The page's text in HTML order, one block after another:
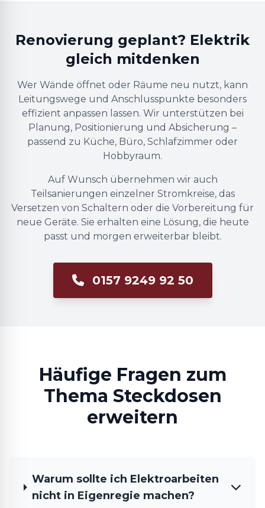
Renovierung geplant? Elektrik
gleich mitdenken
Wer Wände öffnet oder Räume neu nutzt, kann
Leitungswege und Anschlusspunkte besonders
effizient anpassen lassen. Wir unterstützen bei
Planung, Positionierung und Absicherung –
passend zu Küche, Büro, Schlafzimmer oder
Hobbyraum.
Auf Wunsch übernehmen wir auch
Teilsanierungen einzelner Stromkreise, das
Versetzen von Schaltern oder die Vorbereitung für
neue Geräte. Sie erhalten eine Lösung, die heute
passt und morgen erweiterbar bleibt.
0157 9249 92 50
Häufige Fragen zum
Thema Steckdosen
erweitern
Warum sollte ich Elektroarbeiten
nicht in Eigenregie machen?